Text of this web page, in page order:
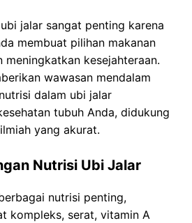
jalar sangat penting karena
membuat pilihan makanan
meningkatkan kesejahteraan.
wawasan mendalam
dalam ubi jalar
tubuh Anda, didukung
yang akurat.
Nutrisi Ubi Jalar
nutrisi penting,
kompleks, serat, vitamin A